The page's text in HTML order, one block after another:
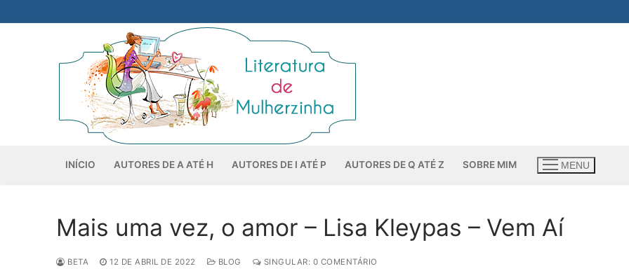
para
INÍCIO AUTORES DE A ATÉ H AUTORES DE I ATÉ P AUTORES DE Q ATÉ Z SOBRE MIM MENU
Mais uma vez, o amor – Lisa Kleypas – Vem Aí
BETA 12 DE ABRIL DE 2022 BLOG SINGULAR: 0 COMENTÁRIO